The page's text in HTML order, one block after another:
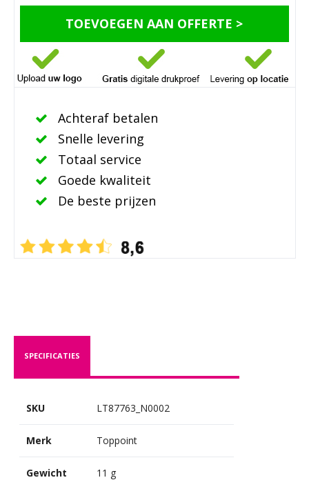
TOEVOEGEN AAN OFFERTE >
Achteraf betalen
Snelle levering
Totaal service
Goede kwaliteit
De beste prijzen
SPECIFICATIES
SKU LT87763_N0002
Merk Toppoint
Gewicht 11 g